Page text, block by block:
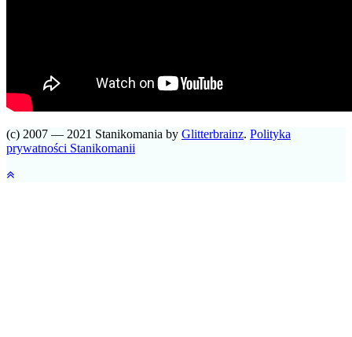
(c) 2007 — 2021 Stanikomania by Glitterbrainz. Polityka
prywatności Stanikomanii